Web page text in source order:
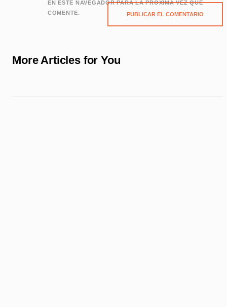
EN ESTE NAVEGADOR PARA LA PRÓXIMA VEZ QUE
COMENTE.
More Articles for You